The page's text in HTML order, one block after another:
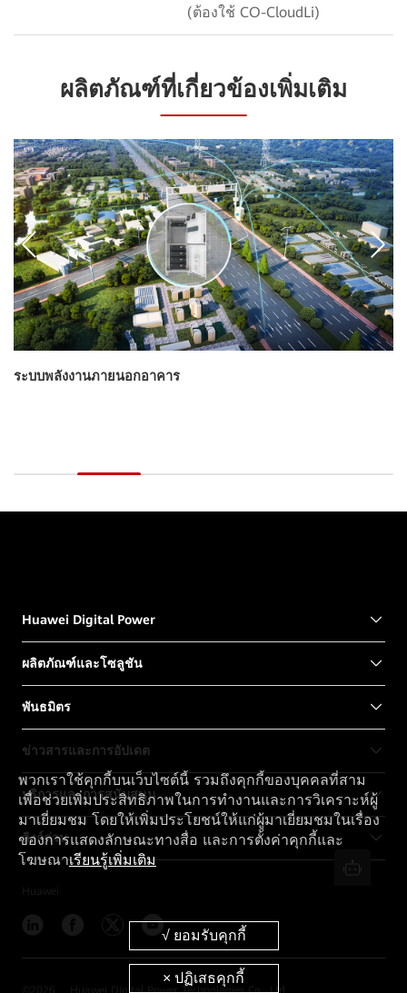
(ต้องใช้ CO-CloudLi)
ผลิตภัณฑ์ที่เกี่ยวข้องเพิ่มเติม
ระบบพลังงานภายนอกอาคาร
Huawei Digital Power
ผลิตภัณฑ์และโซลูชัน
พันธมิตร
ข่าวสารและการอัปเดต
บริการและการสนับสนุน
ลิงก์ด่วน
Huawei Digital Power Technologies Co., Ltd.
พวกเราใช้คุกกี้บนเว็บไซต์นี้ รวมถึงคุกกี้ของบุคคลที่สาม
เพื่อช่วยเพิ่มประสิทธิภาพในการทำงานและการวิเคราะห์ผู้
มาเยี่ยมชม โดยให้เพิ่มประโยชน์ให้แก่ผู้มาเยี่ยมชมในเรื่อง
ของการแสดงลักษณะทางสื่อ และการตั้งค่าคุกกี้และ
โฆษณาเรียนรู้เพิ่มเติม